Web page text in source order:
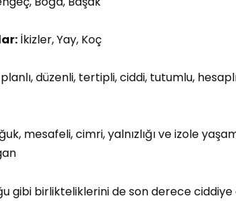
İkizler, Yay, Koç
düzenli, tertipli, ciddi, tutumlu,
mesafeli, cimri, yalnızlığı ve izole
gibi birlikteliklerini de son derece ciddiye